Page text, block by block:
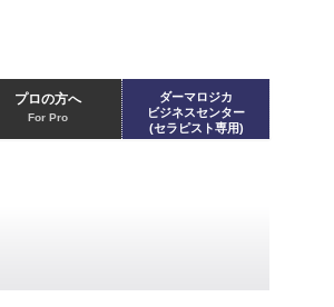
プロの方へ
For Pro
ダーマロジカ
ビジネスセンター
(セラピスト専用)